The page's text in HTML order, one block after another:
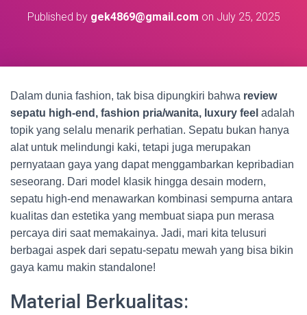
Published by gek4869@gmail.com on July 25, 2025
Dalam dunia fashion, tak bisa dipungkiri bahwa review
sepatu high-end, fashion pria/wanita, luxury feel adalah
topik yang selalu menarik perhatian. Sepatu bukan hanya
alat untuk melindungi kaki, tetapi juga merupakan
pernyataan gaya yang dapat menggambarkan kepribadian
seseorang. Dari model klasik hingga desain modern,
sepatu high-end menawarkan kombinasi sempurna antara
kualitas dan estetika yang membuat siapa pun merasa
percaya diri saat memakainya. Jadi, mari kita telusuri
berbagai aspek dari sepatu-sepatu mewah yang bisa bikin
gaya kamu makin standalone!
Material Berkualitas: